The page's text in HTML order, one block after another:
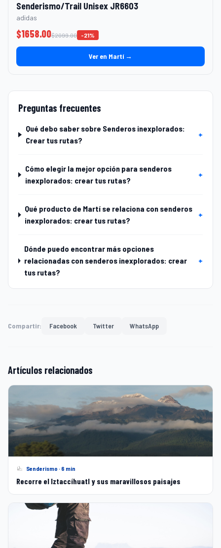
Senderismo/Trail Unisex JR6603
adidas
$1658.00$2099.00 -21%
Ver en Martí →
Preguntas frecuentes
Qué debo saber sobre Senderos inexplorados:
Crear tus rutas?
+
Cómo elegir la mejor opción para senderos
inexplorados: crear tus rutas?
+
Qué producto de Martí se relaciona con senderos
inexplorados: crear tus rutas?
+
Dónde puedo encontrar más opciones
relacionadas con senderos inexplorados: crear
tus rutas?
+
Compartir: Facebook Twitter WhatsApp
Artículos relacionados
Senderismo · 6 min
Recorre el Iztaccíhuatl y sus maravillosos paisajes